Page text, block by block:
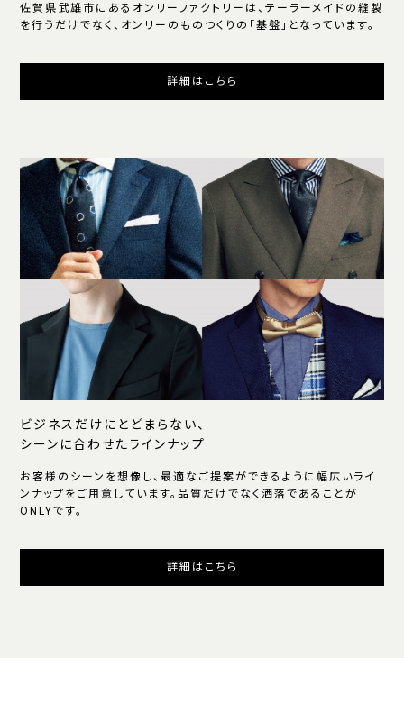
佐賀県武雄市にあるオンリーファクトリーは、テーラーメイドの縫製
を行うだけでなく、オンリーのものつくりの「基盤」となっています。
詳細はこちら
ビジネスだけにとどまらない、
シーンに合わせたラインナップ
お客様のシーンを想像し、最適なご提案ができるように幅広いライ
ンナップをご用意しています。品質だけでなく洒落であることが
ONLYです。
詳細はこちら